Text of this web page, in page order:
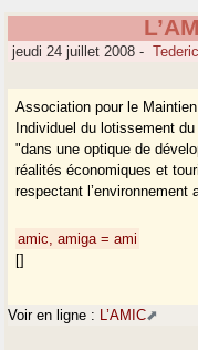
jeudi 24 juillet 2008 -
Association pour le
Individuel du lotissement
"dans une optique de
réalités économiques et
respectant l’environnement
amic, amiga = ami
[]
Voir en ligne : L’AMIC